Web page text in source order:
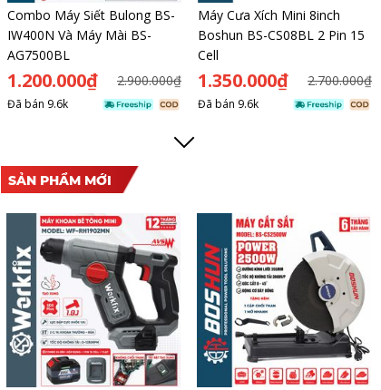
Combo Máy Siết Bulong BS-
IW400N Và Máy Mài BS-
AG7500BL
1.200.000₫ 2.900.000₫
Đã bán 9.6k
Máy Cưa Xích Mini 8inch
Boshun BS-CS08BL 2 Pin 15
Cell
1.350.000₫ 2.700.000₫
Đã bán 9.6k
SẢN PHẨM MỚI